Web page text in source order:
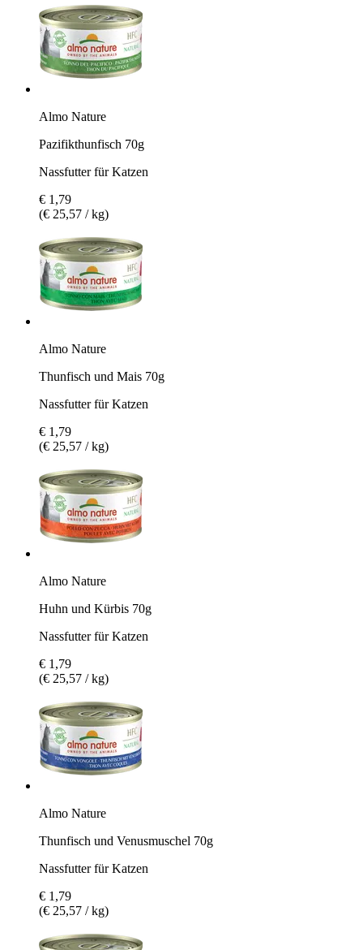
Almo Nature
Pazifikthunfisch 70g
Nassfutter für Katzen
€ 1,79
(€ 25,57 / kg)
Almo Nature
Thunfisch und Mais 70g
Nassfutter für Katzen
€ 1,79
(€ 25,57 / kg)
Almo Nature
Huhn und Kürbis 70g
Nassfutter für Katzen
€ 1,79
(€ 25,57 / kg)
Almo Nature
Thunfisch und Venusmuschel 70g
Nassfutter für Katzen
€ 1,79
(€ 25,57 / kg)